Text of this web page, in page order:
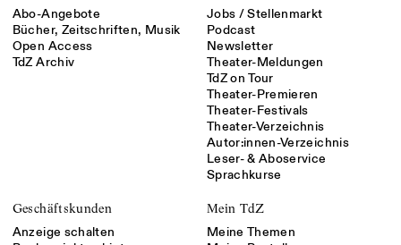
Abo-Angebote
Bücher, Zeitschriften, Musik
Open Access
TdZ Archiv
Jobs / Stellenmarkt
Podcast
Newsletter
Theater-Meldungen
TdZ on Tour
Theater-Premieren
Theater-Festivals
Theater-Verzeichnis
Autor:innen-Verzeichnis
Leser- & Aboservice
Sprachkurse
Geschäftskunden
Anzeige schalten
Mein TdZ
Meine Themen